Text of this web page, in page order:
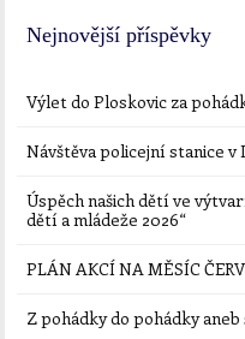
Nejnovější příspěvky
Výlet do Ploskovic za
Návštěva policejní stanice v
Úspěch našich dětí ve
dětí a mládeže 2026“
PLÁN AKCÍ NA MĚSÍC
Z pohádky do pohádky